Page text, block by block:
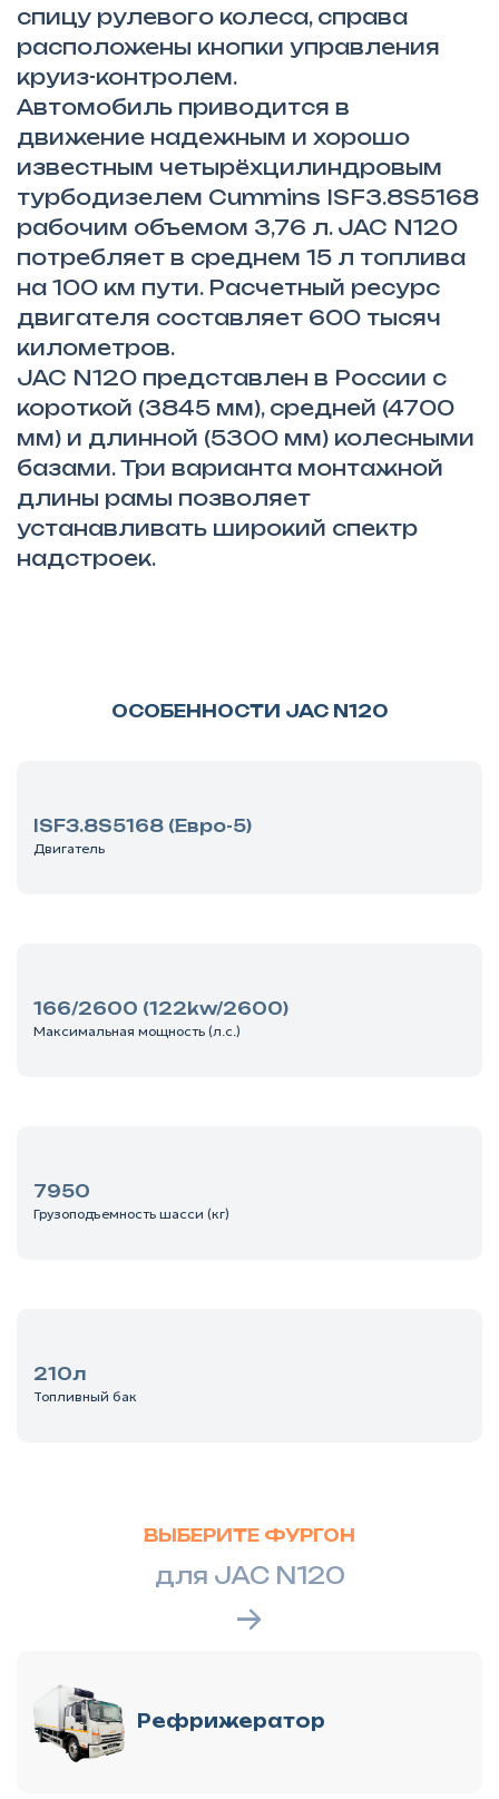
спицу рулевого колеса, справа
расположены кнопки управления
круиз-контролем.
Автомобиль приводится в
движение надежным и хорошо
известным четырёхцилиндровым
турбодизелем Cummins ISF3.8S5168
рабочим объемом 3,76 л. JAC N120
потребляет в среднем 15 л топлива
на 100 км пути. Расчетный ресурс
двигателя составляет 600 тысяч
километров.
JAC N120 представлен в России с
короткой (3845 мм), средней (4700
мм) и длинной (5300 мм) колесными
базами. Три варианта монтажной
длины рамы позволяет
устанавливать широкий спектр
надстроек.
ОСОБЕННОСТИ JAC N120
ISF3.8S5168 (Евро-5)
Двигатель
166/2600 (122kw/2600)
Максимальная мощность (л.с.)
7950
Грузоподъемность шасси (кг)
210л
Топливный бак
ВЫБЕРИТЕ ФУРГОН
для JAC N120
Рефрижератор